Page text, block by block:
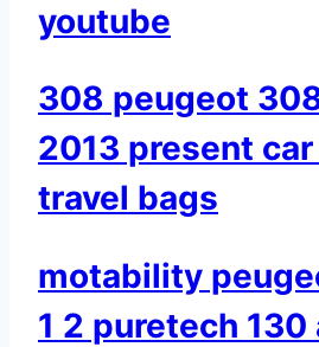
youtube
308 peugeot
2013 present
travel bags
motability
1 2 puretech